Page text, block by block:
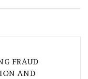
FRAUD
AND